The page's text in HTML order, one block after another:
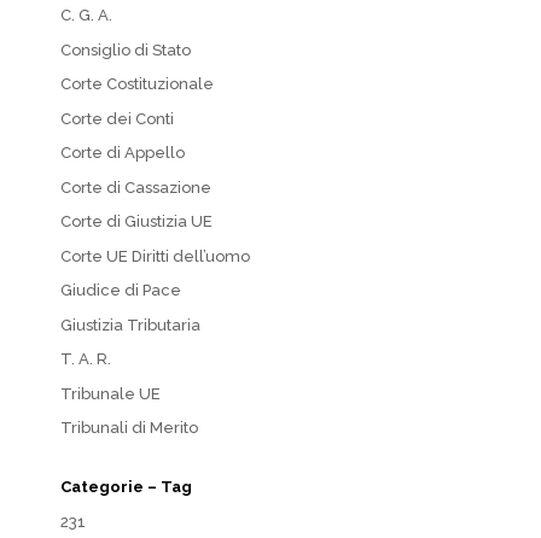
C. G. A.
Consiglio di Stato
Corte Costituzionale
Corte dei Conti
Corte di Appello
Corte di Cassazione
Corte di Giustizia UE
Corte UE Diritti dell’uomo
Giudice di Pace
Giustizia Tributaria
T. A. R.
Tribunale UE
Tribunali di Merito
Categorie – Tag
231